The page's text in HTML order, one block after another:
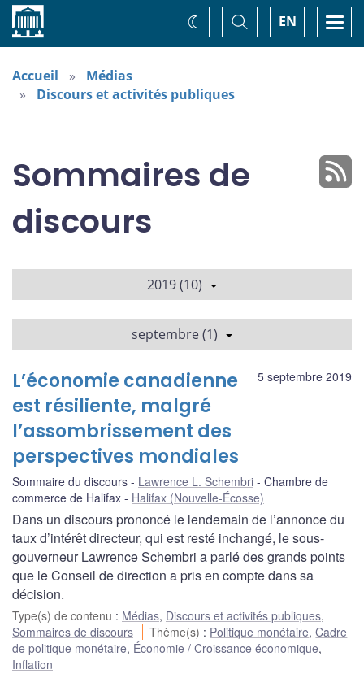
Accueil EN
Basculer
la
recherche
Changez
de
Accueil
Médias
Discours et activités publiques
Sommaires de
discours
2019 (10)
septembre (1)
5 septembre 2019
L’économie canadienne
est résiliente, malgré
l’assombrissement des
perspectives mondiales
Sommaire du discours Lawrence L. Schembri
Chambre de
commerce de Halifax
Halifax (Nouvelle-Écosse)
Dans un discours prononcé le lendemain de l’annonce du
taux d’intérêt directeur, qui est resté inchangé, le sous-
gouverneur Lawrence Schembri a parlé des grands points
que le Conseil de direction a pris en compte dans sa
décision.
Type(s) de contenu : Médias, Discours et activités publiques,
Sommaires de discours
Thème(s) : Politique monétaire,Cadre
de politique monétaire, Économie / Croissance économique,
Inflation